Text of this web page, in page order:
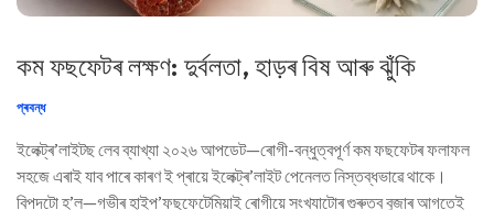
কম ফছফেটৰ লক্ষণ: দুৰ্বলতা, হাড়ৰ বিষ আৰু ঝুঁকি
প্ৰবন্ধ
ইলেক্ট্ৰ’লাইটছ লেব ব্যাখ্যা ২০২৬ আপডেট—ৰোগী-বন্ধুত্বপূর্ণ কম ফছফেটৰ ফলাফল
সহজে এৰাই যাব পাৰে কাৰণ ই প্ৰায়ে ইলেক্ট্ৰ’লাইট পেনেলত নিস্তব্ধভাৱে থাকে।
বিপদটো হ’ল—গভীৰ হাইপ’ফছফেটেমিয়াই ৰোগীয়ে সংখ্যাটোৰ গুৰুত্ব বুজাৰ আগতেই